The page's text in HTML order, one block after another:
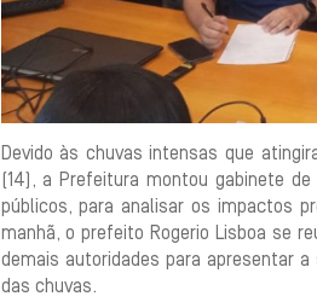
Devido às chuvas intensas que
(14), a Prefeitura montou gabinete
públicos, para analisar os impactos
manhã, o prefeito Rogerio Lisboa se
demais autoridades para apresentar
das chuvas.